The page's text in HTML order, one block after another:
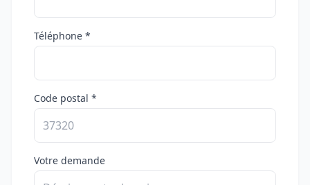
Téléphone *
Code postal *
Votre demande